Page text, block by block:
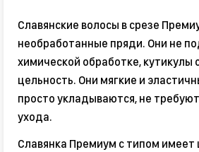
Славянские волосы в срезе
необработанные пряди. Они не
химической обработке, кутикулы
цельность. Они мягкие и
просто укладываются, не
ухода.
Славянка Премиум с типом имеет